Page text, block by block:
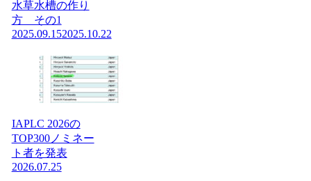
水草水槽の作り
方 その1
2025.09.152025.10.22
IAPLC 2026の
TOP300ノミネー
ト者を発表
2026.07.25